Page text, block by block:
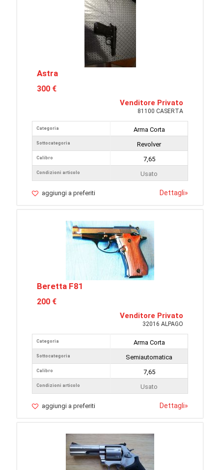
Astra
300 €
Venditore Privato
81100 CASERTA
Categoria
Sottocategoria
Calibro
Condizioni articolo
Arma Corta
Revolver
7,65
Usato
aggiungi a preferiti Dettagli»
Beretta F81
200 €
Venditore Privato
32016 ALPAGO
Categoria
Sottocategoria
Calibro
Condizioni articolo
Arma Corta
Semiautomatica
7,65
Usato
aggiungi a preferiti Dettagli»